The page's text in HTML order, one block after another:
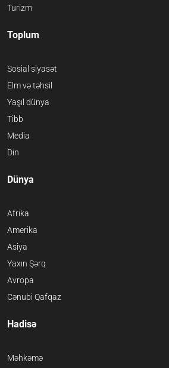
Turizm
Toplum
Sosial siyasət
Elm və təhsil
Yaşıl dünya
Tibb
Media
Din
Dünya
Afrika
Amerika
Asiya
Yaxın Şərq
Avropa
Cənubi Qafqaz
Hadisə
Məhkəmə